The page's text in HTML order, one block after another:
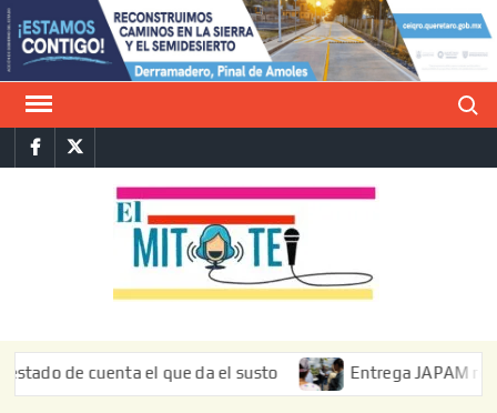
Saltar
al
contenido
FacebookTwitter
de cuenta el que da el susto Entrega JAPAM